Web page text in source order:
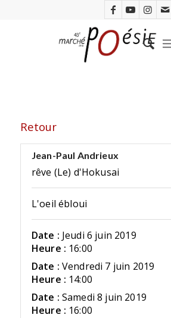
Retour
Jean-Paul Andrieux
rêve (Le) d'Hokusai
L'oeil ébloui
Date : Jeudi 6 juin 2019
Heure : 16:00
Date : Vendredi 7 juin 2019
Heure : 14:00
Date : Samedi 8 juin 2019
Heure : 16:00